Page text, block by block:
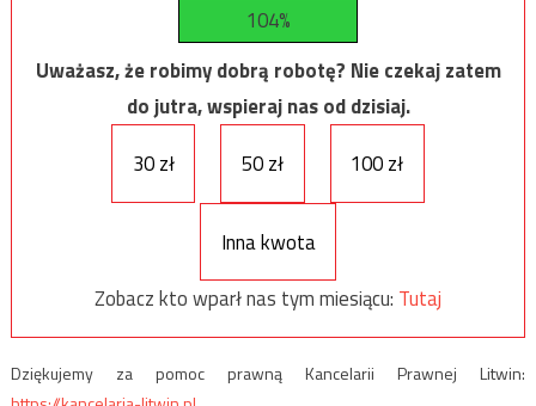
104%
Uważasz, że robimy dobrą robotę? Nie czekaj zatem
do jutra, wspieraj nas od dzisiaj.
30 zł
50 zł 100 zł
Inna kwota
Zobacz kto wparł nas tym miesiącu: Tutaj
Dziękujemy za pomoc prawną Kancelarii Prawnej Litwin: